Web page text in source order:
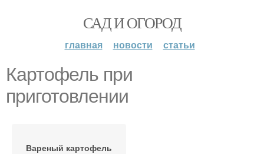
САД И ОГОРОД
главная новости статьи
Картофель при
приготовлении
Вареный картофель